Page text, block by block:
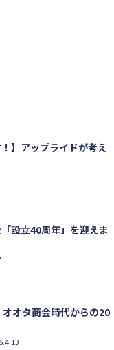
】アップライドが考え
設立40周年」を迎えま
オタ商会時代からの20